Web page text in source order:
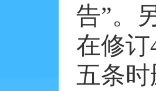
告”。
在修订
五条